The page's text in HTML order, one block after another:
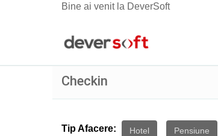
Bine ai venit la DeverSoft
Checkin
Tip Afacere: Hotel Pensiune